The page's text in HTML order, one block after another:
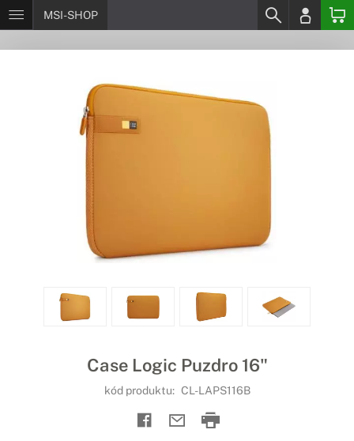
MSI-SHOP
Case Logic Puzdro 16"
kód produktu: CL-LAPS116B